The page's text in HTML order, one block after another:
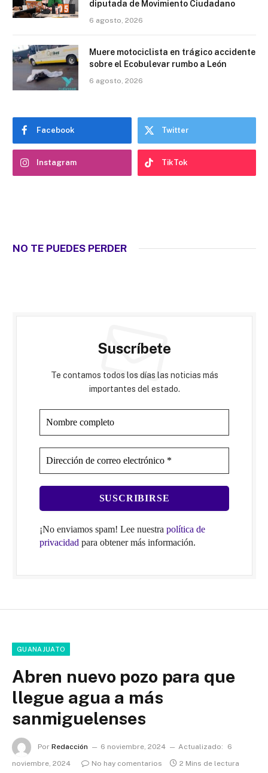
diputada de Movimiento Ciudadano
6 agosto, 2026
Muere motociclista en trágico accidente
sobre el Ecobulevar rumbo a León
6 agosto, 2026
Facebook Twitter
Instagram TikTok
NO TE PUEDES PERDER
Suscríbete
Te contamos todos los días las noticias más
importantes del estado.
¡No enviamos spam! Lee nuestra política de
privacidad para obtener más información.
GUANAJUATO
Abren nuevo pozo para que
llegue agua a más
sanmiguelenses
Por Redacción 6 noviembre, 2024 Actualizado:
6
noviembre, 2024
No hay comentarios 2 Mins de lectura